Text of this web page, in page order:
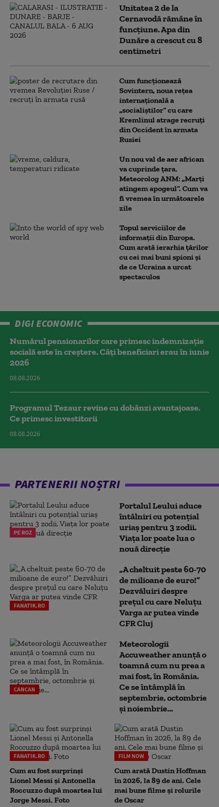
Unitatea 2 de la
Cernavodă rămâne în
funcțiune. Apa din
Dunăre a crescut cu 8
centimetri
Cum funcționează
Sovintern, noua rețea
internațională a
„socialiștilor” cu care
Kremlinul atrage recruți
din Occident în armata
Rusiei
Un nou val de aer african
va cuprinde țara.
Meteorolog ANM: „Marți
atingem apogeul”. Cum va
fi vremea în următoarele
zile
Topul serviciilor de
informații din Europa.
Cum arată ierarhia țărilor
cu cei mai buni spioni și
de ce Ucraina a urcat
spectaculos
DIGI ECONOMIC
Numărul pensionarilor care primesc indemnizaţie
socială este în creștere. Câți beneficiari erau în iunie
2026
08.08.2026
Programul Tezaur revine cu dobânzi avantajoase.
Ce primesc investitorii
08.08.2026
PARTENERII NOȘTRI
PE ROZ
Portalul Leului aduce
întâlniri cu potențial
uriaș pentru 3 zodii.
Viața lor poate lua o
nouă direcție
FANATIK.RO
„A cheltuit peste 60-70
de milioane de euro!”
Dezvăluiri despre
prețul cu care Neluțu
Varga ar putea vinde
CFR Cluj
CANCAN
Meteorologii
Accuweather anunță o
toamnă cum nu prea a
mai fost, în România.
Ce se întâmplă în
septembrie, octombrie
și noiembrie...
FANATIK.RO
Cum au fost surprinși
Lionel Messi și Antonella
Roccuzzo după moartea lui
Jorge Messi. Foto
FILM NOW
Cum arată Dustin Hoffman
în 2026, la 89 de ani. Cele
mai bune filme și rolurile
de Oscar